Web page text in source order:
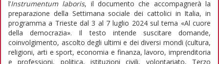
l’Instrumentum laboris, il documento che accompagnerà la
preparazione della Settimana sociale dei cattolici in Italia, in
programma a Trieste dal 3 al 7 luglio 2024 sul tema «Al cuore
della democrazia». Il testo intende suscitare domande,
coinvolgimento, ascolto degli ultimi e dei diversi mondi (cultura,
religioni, arti e sport, economia e finanza, lavoro, imprenditoria
e professioni, politica, istituzioni civili, volontariato, Terzo